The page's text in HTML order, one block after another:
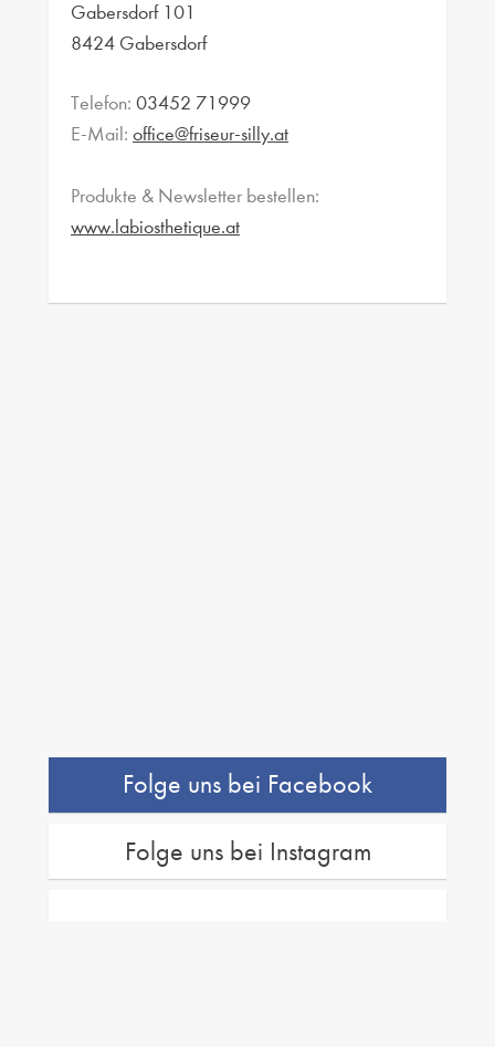
Gabersdorf 101
8424 Gabersdorf
Telefon: 03452 71999
E-Mail: office@friseur-silly.at
Produkte & Newsletter bestellen:
www.labiosthetique.at
Folge uns bei Facebook
Folge uns bei Instagram